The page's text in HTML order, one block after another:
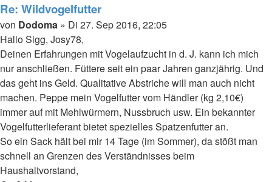
Re: Wildvogelfutter
Beitrag
von Dodoma » Di 27. Sep 2016, 22:05
Hallo Sigg, Josy78,
Deinen Erfahrungen mit Vogelaufzucht in d. J. kann ich mich
nur anschließen. Füttere seit ein paar Jahren ganzjährig. Und
das geht ins Geld. Qualitative Abstriche will man auch nicht
machen. Peppe mein Vogelfutter vom Händler (kg 2,10€)
immer auf mit Mehlwürmern, Nussbruch usw. Ein bekannter
Vogelfutterlieferant bietet spezielles Spatzenfutter an.
So ein Sack hält bei mir 14 Tage (im Sommer), da stößt man
schnell an Grenzen des Verständnisses beim
Haushaltvorstand,